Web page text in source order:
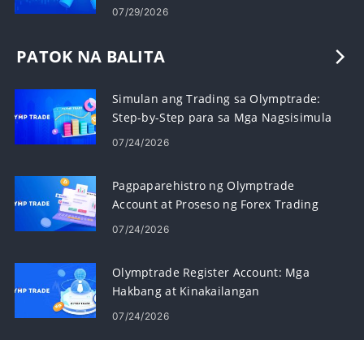
07/29/2026
PATOK NA BALITA
Simulan ang Trading sa Olymptrade:
Step-by-Step para sa Mga Nagsisimula
07/24/2026
Pagpaparehistro ng Olymptrade
Account at Proseso ng Forex Trading
07/24/2026
Olymptrade Register Account: Mga
Hakbang at Kinakailangan
07/24/2026